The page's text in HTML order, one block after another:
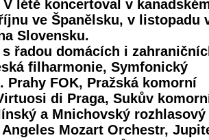
V létě koncertoval v
ve Španělsku, v listopadu
Slovensku.
řadou domácích i
filharmonie, Symfonický
Prahy FOK, Pražská komorní
di Praga, Sukův
a Mnichovský rozhlasový
Mozart Orchestr,